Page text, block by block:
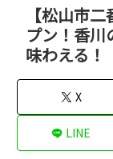
【松山市
プン！香川
味わえる！
X
LINE